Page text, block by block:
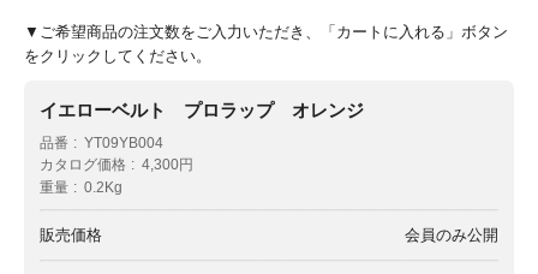
▼ご希望商品の注文数をご入力いただき、「カートに入れる」ボタン
をクリックしてください。
イエローベルト プロラップ オレンジ
品番
YT09YB004
カタログ価格
4,300円
重量
0.2Kg
販売価格 会員のみ公開